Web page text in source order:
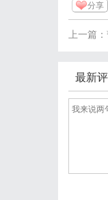
分享
上一篇
最新